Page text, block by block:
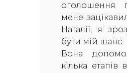
оголошення
мене
Наталії, я
бути мій шанс.
Вона
кілька